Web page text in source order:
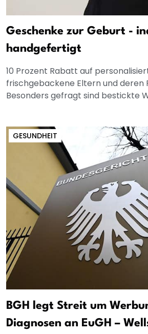
Geschenke zur Geburt -
handgefertigt
10 Prozent Rabatt auf
frischgebackene Eltern und deren
Besonders gefragt sind bestickte
GESUNDHEIT
BGH legt Streit um
Diagnosen an EuGH –